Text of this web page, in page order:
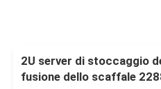
2U server di stoccaggio
fusione dello scaffale